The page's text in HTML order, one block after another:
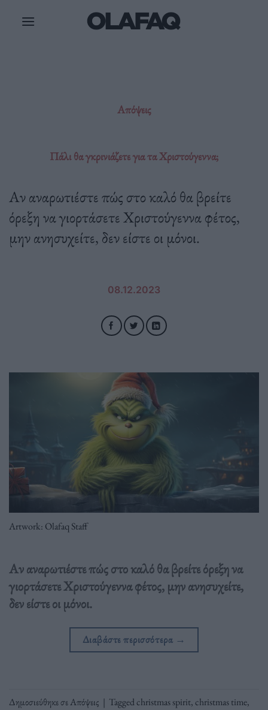
Απόψεις
Πάλι θα γκρινιάζετε για τα Χριστούγεννα;
Αν αναρωτιέστε πώς στο καλό θα βρείτε
όρεξη να γιορτάσετε Χριστούγεννα φέτος,
μην ανησυχείτε, δεν είστε οι μόνοι.
08.12.2023
Artwork: Olafaq Staff
Αν αναρωτιέστε πώς στο καλό θα βρείτε όρεξη να
γιορτάσετε Χριστούγεννα φέτος, μην ανησυχείτε,
δεν είστε οι μόνοι.
Διαβάστε περισσότερα →
Δημοσιεύθηκε σεΑπόψεις | Taggedchristmas spirit,christmas time,